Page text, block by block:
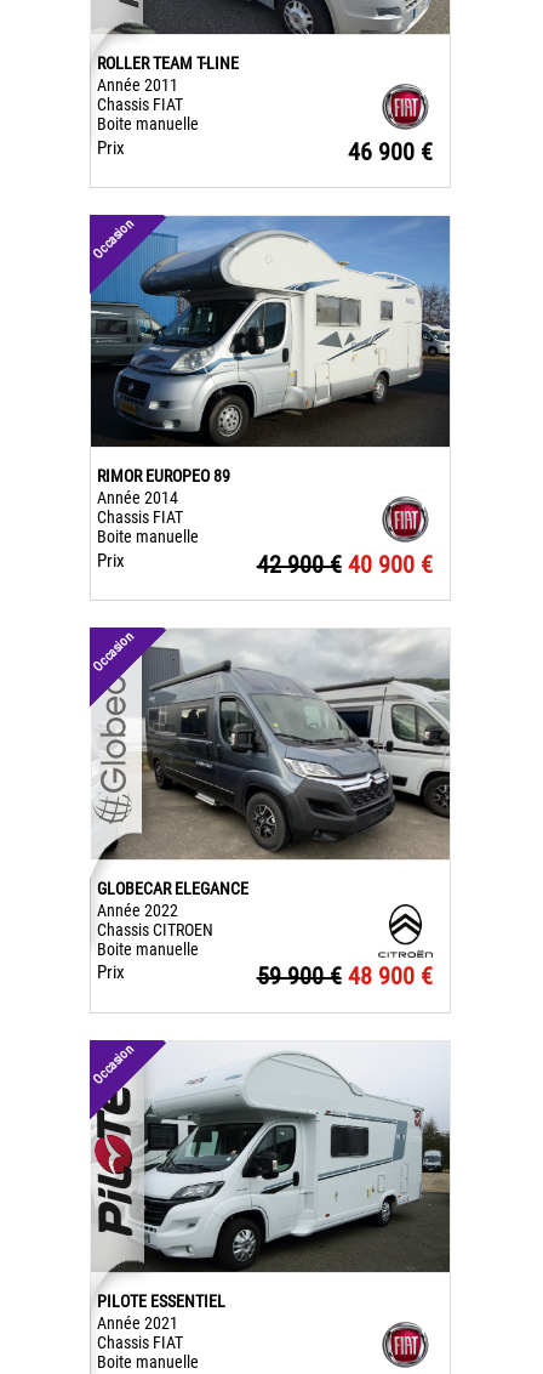
ROLLER TEAM T-LINE
Année 2011
Chassis FIAT
Boite manuelle
Prix 46 900 €
Occasion
RIMOR EUROPEO 89
Année 2014
Chassis FIAT
Boite manuelle
Prix 42 900 € 40 900 €
Occasion
GLOBECAR ELEGANCE
Année 2022
Chassis CITROEN
Boite manuelle
Prix 59 900 € 48 900 €
Occasion
PILOTE ESSENTIEL
Année 2021
Chassis FIAT
Boite manuelle